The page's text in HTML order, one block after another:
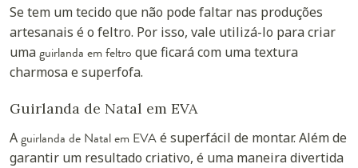
Se tem um tecido que não pode faltar nas produções
artesanais é o feltro. Por isso, vale utilizá-lo para criar
umaguirlanda em feltro que ficará com uma textura
charmosa e superfofa.
Guirlanda de Natal em EVA
Aguirlanda de Natal em EVAé superfácil de montar. Além de
garantir um resultado criativo, é uma maneira divertida